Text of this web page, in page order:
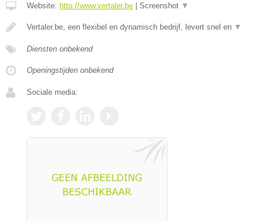
Website: http://www.vertaler.be Screenshot ▼
Vertaler.be, een flexibel en dynamisch bedrijf, levert snel en ▼
Diensten onbekend
Openingstijden onbekend
Sociale media: